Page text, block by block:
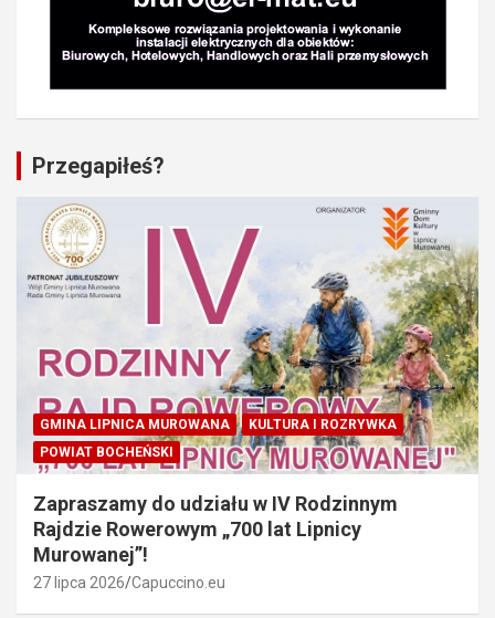
Przegapiłeś?
GMINA LIPNICA MUROWANA
KULTURA I ROZRYWKA
POWIAT BOCHEŃSKI
Zapraszamy do udziału w IV Rodzinnym
Rajdzie Rowerowym „700 lat Lipnicy
Murowanej”!
27 lipca 2026 Capuccino.eu